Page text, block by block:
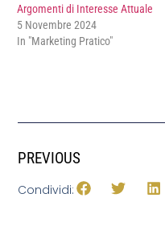
Argomenti di Interesse Attuale
5 Novembre 2024
In "Marketing Pratico"
PREVIOUS
Condividi: